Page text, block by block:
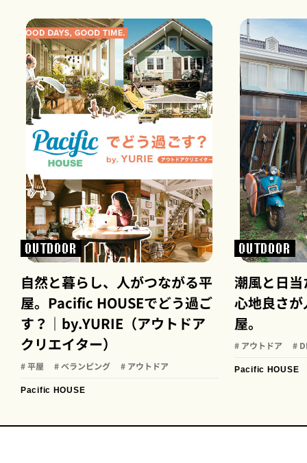
OUTDOOR
自然と暮らし、人がつながる平
屋。Pacific HOUSEでどう過ご
す？｜by.YURIE（アウトドア
クリエイター）
# 平屋 # ベランピング # アウトドア
Pacific HOUSE
OUTDOOR
潮風と日
心地良さ
屋。
# アウトドア #
Pacific HOUSE